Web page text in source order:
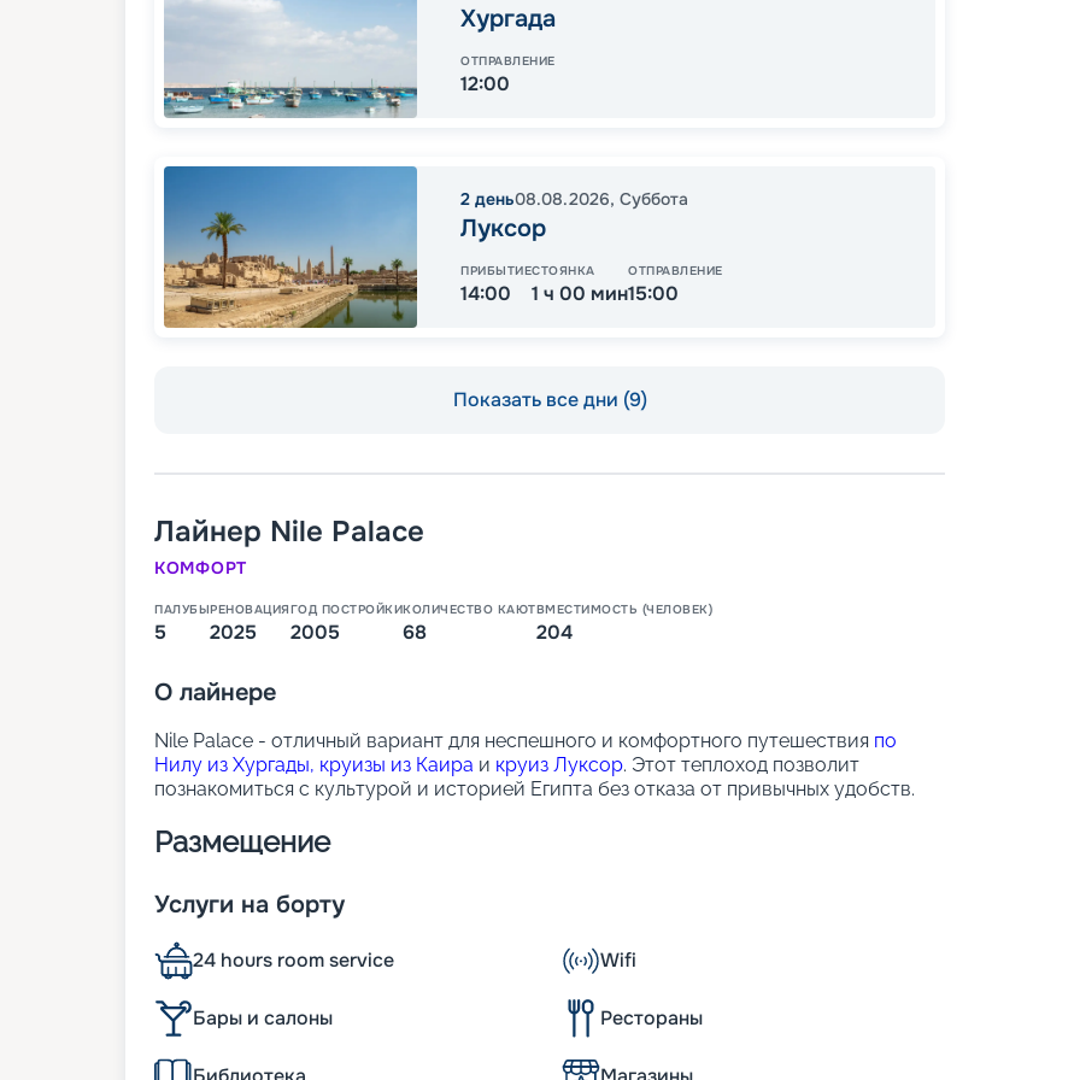
Хургада
ОТПРАВЛЕНИЕ
12:00
2 день08.08.2026, Суббота
Луксор
ПРИБЫТИЕ
14:00
СТОЯНКА
1 ч 00 мин
ОТПРАВЛЕНИЕ
15:00
Показать все дни (9)
Лайнер Nile Palace
КОМФОРТ
ПАЛУБЫ
5
РЕНОВАЦИЯ
2025
ГОД ПОСТРОЙКИ
2005
КОЛИЧЕСТВО КАЮТ
68
ВМЕСТИМОСТЬ (ЧЕЛОВЕК)
204
О лайнере
Nile Palace - отличный вариант для неспешного и комфортного путешествия по
Нилу из Хургады, круизы из Каира и круиз Луксор. Этот теплоход позволит
познакомиться с культурой и историей Египта без отказа от привычных удобств.
Размещение
На борту находятся просторные каюты с окнами, которые позволяют наблюдать за
рекой. В каждой каюте есть:
кондиционер,
ванная с душем,
телевизор,
сейф,
ежедневная уборка.
Услуги на борту
24 hours room service Wifi
Бары и салоны Рестораны